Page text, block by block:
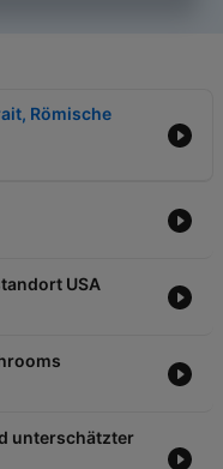
Römische
USA
unterschätzter